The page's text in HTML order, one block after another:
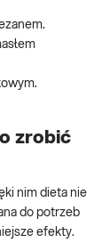
zrobić
nim dieta nie
do potrzeb
efekty.